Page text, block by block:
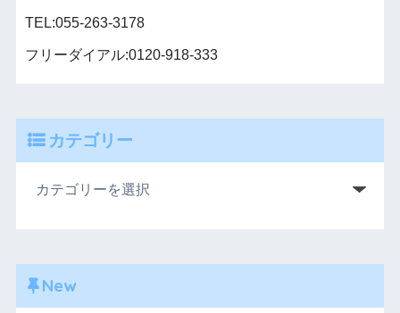
TEL:055-263-3178
フリーダイアル:0120-918-333
カテゴリー
New